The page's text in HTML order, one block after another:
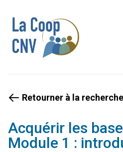
Retourner à la recherche
Acquérir les
Module 1 :